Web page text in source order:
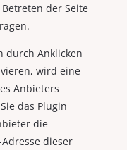
der Seite
durch Anklicken
wird eine
Anbieters
das Plugin
die
dieser